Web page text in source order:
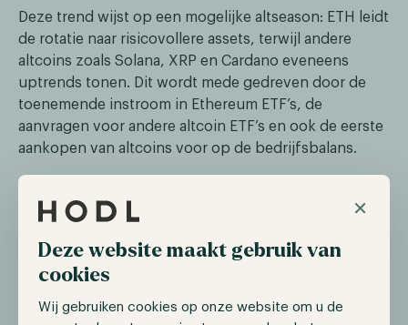
×
Deze website maakt gebruik van
cookies
Wij gebruiken cookies op onze website om u de
Deze trend wijst op een mogelijke altseason: ETH leidt
de rotatie naar risicovollere assets, terwijl andere
altcoins zoals Solana, XRP en Cardano eveneens
uptrends tonen. Dit wordt mede gedreven door de
toenemende instroom in Ethereum ETF’s, de
aanvragen voor andere altcoin ETF’s en ook de eerste
aankopen van altcoins voor op de bedrijfsbalans.
‘Crypto Week’ in Amerikaanse Congres
Het Amerikaanse Huis organiseert vanaf 14 juli een
speciale “Crypto Week” om drie wetsvoorstellen te
behandelen: GENIUS, CLARITY en Anti‑CBDC
Surveillance Act. Deze voorstellen richten zich op